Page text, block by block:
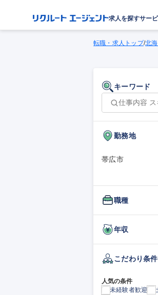
求人を探すサー
転職・求人トップ/北
キーワード
勤務地
帯広市
職種
年収
こだわり条件
人気の条件
未経験者歓迎